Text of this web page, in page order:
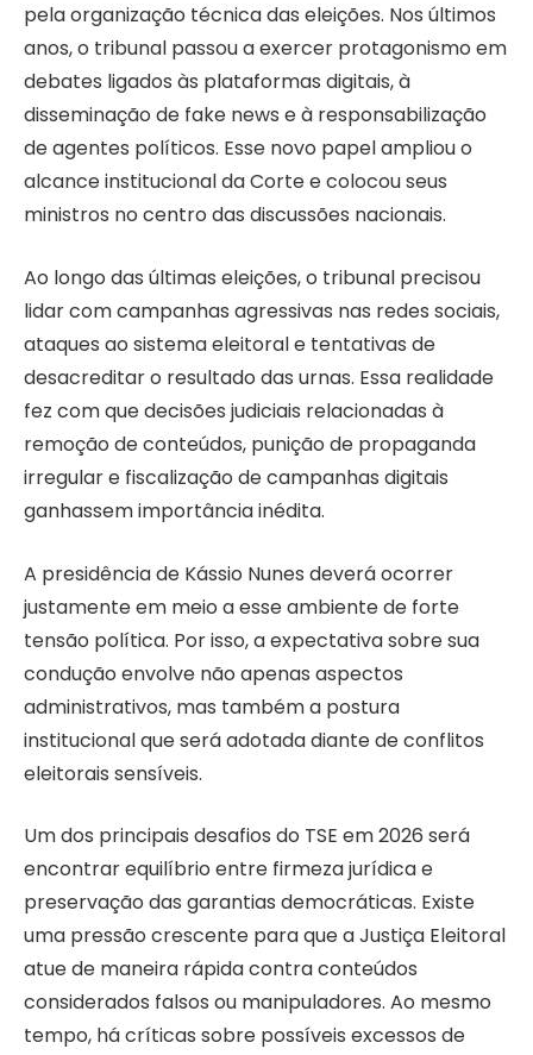
pela organização técnica das eleições. Nos últimos
anos, o tribunal passou a exercer protagonismo em
debates ligados às plataformas digitais, à
disseminação de fake news e à responsabilização
de agentes políticos. Esse novo papel ampliou o
alcance institucional da Corte e colocou seus
ministros no centro das discussões nacionais.
Ao longo das últimas eleições, o tribunal precisou
lidar com campanhas agressivas nas redes sociais,
ataques ao sistema eleitoral e tentativas de
desacreditar o resultado das urnas. Essa realidade
fez com que decisões judiciais relacionadas à
remoção de conteúdos, punição de propaganda
irregular e fiscalização de campanhas digitais
ganhassem importância inédita.
A presidência de Kássio Nunes deverá ocorrer
justamente em meio a esse ambiente de forte
tensão política. Por isso, a expectativa sobre sua
condução envolve não apenas aspectos
administrativos, mas também a postura
institucional que será adotada diante de conflitos
eleitorais sensíveis.
Um dos principais desafios do TSE em 2026 será
encontrar equilíbrio entre firmeza jurídica e
preservação das garantias democráticas. Existe
uma pressão crescente para que a Justiça Eleitoral
atue de maneira rápida contra conteúdos
considerados falsos ou manipuladores. Ao mesmo
tempo, há críticas sobre possíveis excessos de